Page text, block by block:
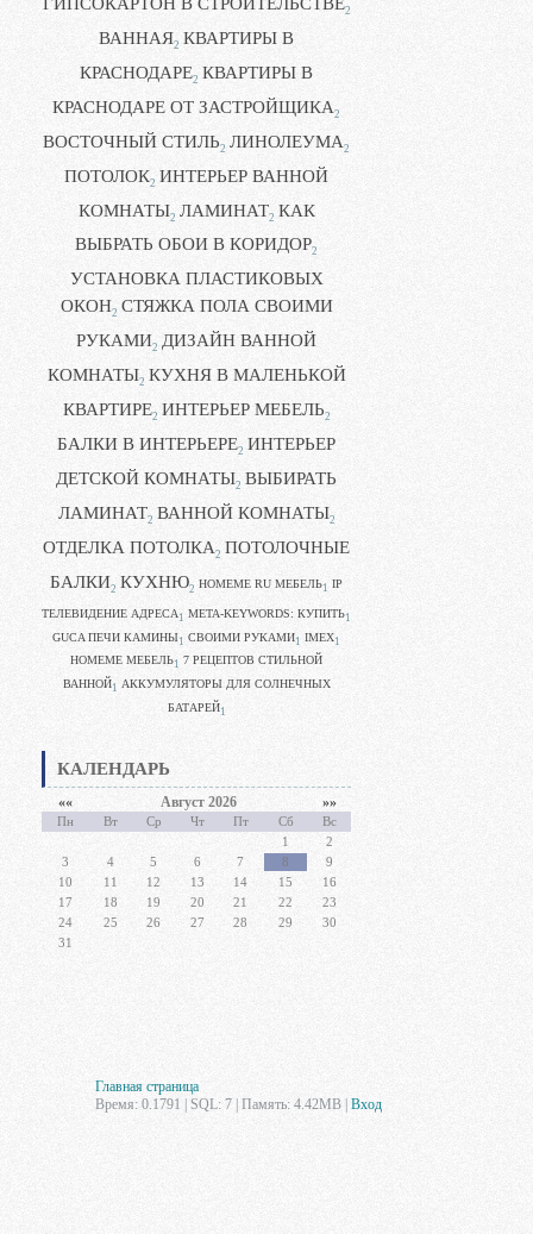
2
ВАННАЯ2 КВАРТИРЫ В
КРАСНОДАРЕ2 КВАРТИРЫ В
КРАСНОДАРЕ ОТ ЗАСТРОЙЩИКА2
ВОСТОЧНЫЙ СТИЛЬ2 ЛИНОЛЕУМА2
ПОТОЛОК2 ИНТЕРЬЕР ВАННОЙ
КОМНАТЫ2 ЛАМИНАТ2 КАК
ВЫБРАТЬ ОБОИ В КОРИДОР2
УСТАНОВКА ПЛАСТИКОВЫХ
ОКОН2 СТЯЖКА ПОЛА СВОИМИ
РУКАМИ2 ДИЗАЙН ВАННОЙ
КОМНАТЫ2 КУХНЯ В МАЛЕНЬКОЙ
КВАРТИРЕ2 ИНТЕРЬЕР МЕБЕЛЬ2
БАЛКИ В ИНТЕРЬЕРЕ2 ИНТЕРЬЕР
ДЕТСКОЙ КОМНАТЫ2 ВЫБИРАТЬ
ЛАМИНАТ2 ВАННОЙ КОМНАТЫ2
ОТДЕЛКА ПОТОЛКА2 ПОТОЛОЧНЫЕ
БАЛКИ2 КУХНЮ2 HOMEME RU МЕБЕЛЬ1 IP
ТЕЛЕВИДЕНИЕ АДРЕСА 1 META-KEYWORDS: КУПИТЬ1
GUCA ПЕЧИ КАМИНЫ1 CВОИМИ РУКАМИ1 IMEX1
HOMEME МЕБЕЛЬ1 7 РЕЦЕПТОВ СТИЛЬНОЙ
ВАННОЙ1 АККУМУЛЯТОРЫ ДЛЯ СОЛНЕЧНЫХ
БАТАРЕЙ1
КАЛЕНДАРЬ
«« Август 2026 »»
Пн Вт Ср Чт Пт Сб
Вс
1
2
3
4 5 6 7 8
9
10
11 12 13 14 15
16
17
18 19 20 21 22
23
24
25 26 27 28 29
30
31
Главная страница
Время: 0.1791 | SQL: 7 | Память: 4.42MB Вход